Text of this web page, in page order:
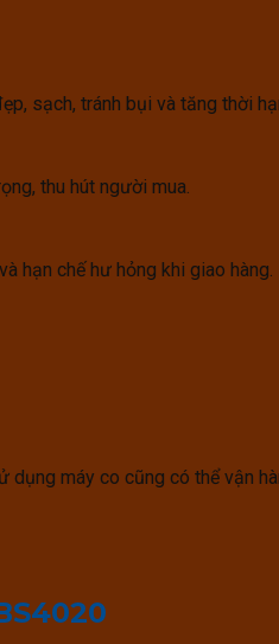
sạch, tránh bụi và tăng thời
thu hút người mua.
hạn chế hư hỏng khi giao hàng.
máy co cũng có thể vận